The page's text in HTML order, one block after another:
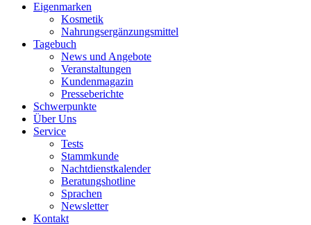
Eigenmarken
Kosmetik
Nahrungsergänzungsmittel
Tagebuch
News und Angebote
Veranstaltungen
Kundenmagazin
Presseberichte
Schwerpunkte
Über Uns
Service
Tests
Stammkunde
Nachtdienstkalender
Beratungshotline
Sprachen
Newsletter
Kontakt